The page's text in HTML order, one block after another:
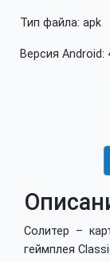
Тип файла: apk
Версия Android:
Солитер –
геймплея